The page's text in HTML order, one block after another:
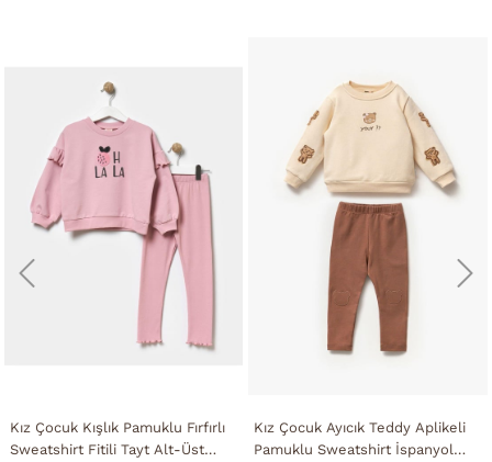
Kız Çocuk Kışlık Pamuklu Fırfırlı
Sweatshirt Fitili Tayt Alt-Üst
Kız Çocuk Ayıcık Teddy Aplikeli
Pamuklu Sweatshirt İspanyol